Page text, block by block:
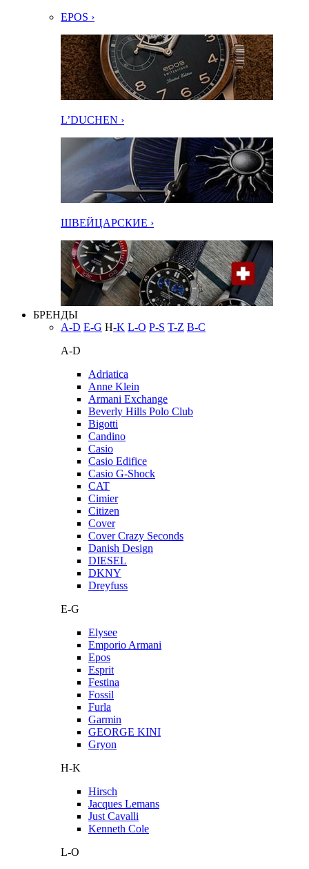
EPOS ›
L’DUCHEN ›
ШВЕЙЦАРСКИЕ ›
БРЕНДЫ
A-D E-G H-K L-O P-S T-Z В-С
A-D
Adriatica
Anne Klein
Armani Exchange
Beverly Hills Polo Club
Bigotti
Candino
Casio
Casio Edifice
Casio G-Shock
CAT
Cimier
Citizen
Cover
Cover Crazy Seconds
Danish Design
DIESEL
DKNY
Dreyfuss
E-G
Elysee
Emporio Armani
Epos
Esprit
Festina
Fossil
Furla
Garmin
GEORGE KINI
Gryon
H-K
Hirsch
Jacques Lemans
Just Cavalli
Kenneth Cole
L-O